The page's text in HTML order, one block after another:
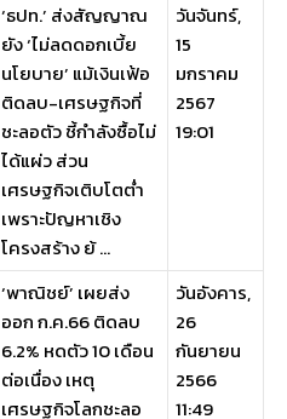
‘ธปท.’ ส่งสัญญาณ
ยัง ‘ไม่ลดดอกเบี้ย
นโยบาย’ แม้เงินเฟ้อ
ติดลบ-เศรษฐกิจที่
ชะลอตัว ชี้กำลังซื้อไม่
ได้แผ่ว ส่วน
เศรษฐกิจเติบโตต่ำ
เพราะปัญหาเชิง
โครงสร้าง ย้ ...
วันจันทร์,
15
มกราคม
2567
19:01
‘พาณิชย์’ เผยส่ง
ออก ก.ค.66 ติดลบ
6.2% หดตัว 10 เดือน
ต่อเนื่อง เหตุ
เศรษฐกิจโลกชะลอ
วันอังคาร,
26
กันยายน
2566
11:49